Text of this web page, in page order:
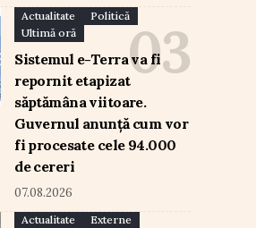
Actualitate
Politică
Ultimă oră
Sistemul e-Terra va fi
repornit etapizat
săptămâna viitoare.
Guvernul anunță cum vor
fi procesate cele 94.000
de cereri
07.08.2026
Actualitate
Externe